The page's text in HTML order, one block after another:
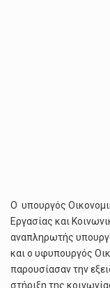
Ο υπουργός
Εργασίας και
αναπληρωτής
και ο υφυπουργός
παρουσίασαν την
στήριξη της